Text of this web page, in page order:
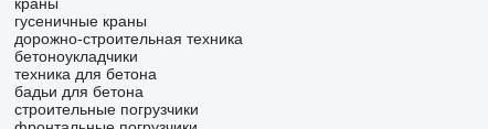
гусеничные краны
дорожно-строительная техника
бетоноукладчики
техника для бетона
бадьи для бетона
строительные погрузчики